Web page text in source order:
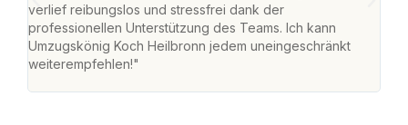
verlief reibungslos und stressfrei dank der
professionellen Unterstützung des Teams. Ich kann
Umzugskönig Koch Heilbronn jedem uneingeschränkt
weiterempfehlen!"